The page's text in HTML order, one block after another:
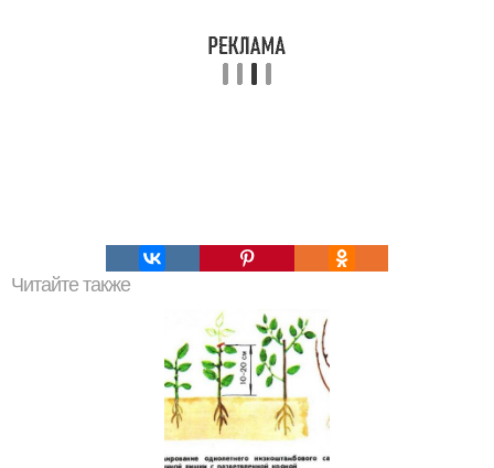
Читайте также